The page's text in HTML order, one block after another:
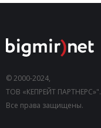
© 2000-2024,
ТОВ «КЕПРЕЙТ ПАРТНЕРС»".
Все права защищены.